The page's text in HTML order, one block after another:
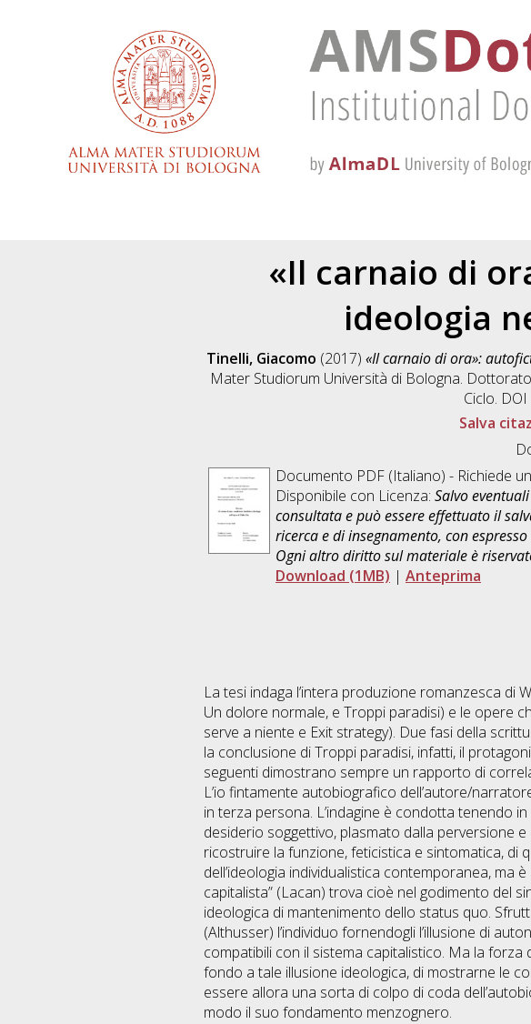
«Il carnaio di
ideologia
Tinelli, Giacomo (2017) «Il carnaio di ora»:
Mater Studiorum Università di Bologna.
Ciclo.
Salva
Documento PDF (Italiano) - Richiede
Disponibile con Licenza: Salvo
consultata e può essere effettuato il
ricerca e di insegnamento, con
Ogni altro diritto sul materiale è
Download (1MB) | Anteprima
La tesi indaga l’intera produzione romanzesca di
Un dolore normale, e Troppi paradisi) e le opere
serve a niente e Exit strategy). Due fasi della
la conclusione di Troppi paradisi, infatti, il
seguenti dimostrano sempre un rapporto di
L’io fintamente autobiografico dell’autore/
in terza persona. L’indagine è condotta tenendo
desiderio soggettivo, plasmato dalla perversione
ricostruire la funzione, feticistica e sintomatica, di
dell’ideologia individualistica contemporanea, ma
capitalista” (Lacan) trova cioè nel godimento del
ideologica di mantenimento dello status quo.
(Althusser) l’individuo fornendogli l’illusione di
compatibili con il sistema capitalistico. Ma la forza
fondo a tale illusione ideologica, di mostrarne le
essere allora una sorta di colpo di coda
modo il suo fondamento menzognero.